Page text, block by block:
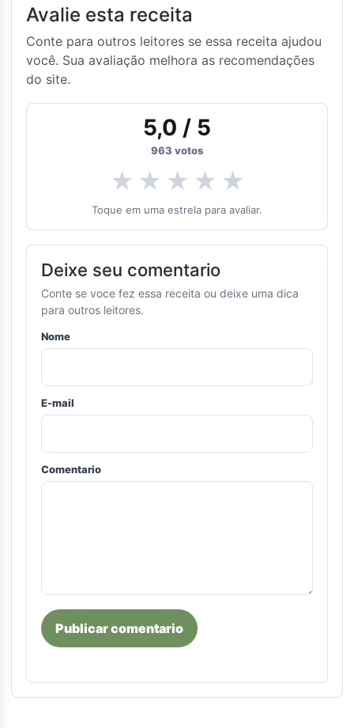
Avalie esta receita
Conte para outros leitores se essa receita ajudou
você. Sua avaliação melhora as recomendações
do site.
5,0 / 5
963 votos
★ ★ ★ ★ ★
Toque em uma estrela para avaliar.
Deixe seu comentario
Conte se voce fez essa receita ou deixe uma dica
para outros leitores.
Nome
E-mail
Comentario
Publicar comentario